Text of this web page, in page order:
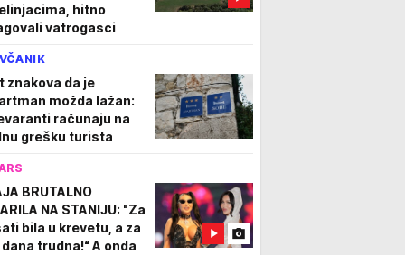
hitno
vatrogasci
znakova da je
možda lažan:
računaju na
grešku turista
BRUTALNO
NA STANIJU: "Za
bila u krevetu, a za
trudna!“ A onda